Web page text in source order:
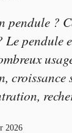
pendule ?
pendule
croissance
2026